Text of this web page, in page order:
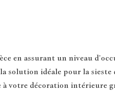
en assurant un niveau
idéale pour la sieste
votre décoration intérieure